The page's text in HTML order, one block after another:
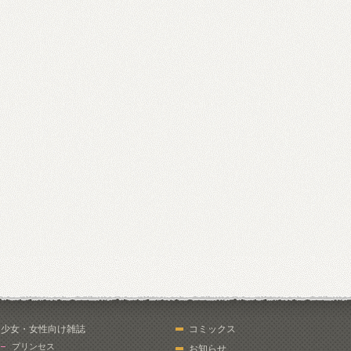
少女・女性向け雑誌
プリンセス
コミックス
お知らせ